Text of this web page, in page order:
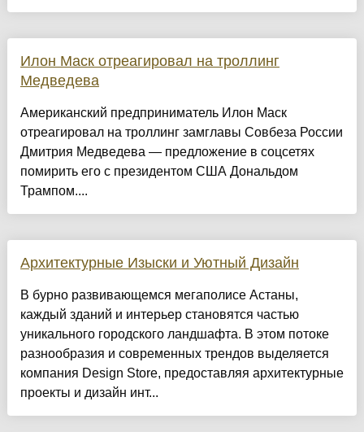
Илон Маск отреагировал на троллинг
Медведева
Американский предприниматель Илон Маск
отреагировал на троллинг замглавы Совбеза России
Дмитрия Медведева — предложение в соцсетях
помирить его с президентом США Дональдом
Трампом....
Архитектурные Изыски и Уютный Дизайн
​В бурно развивающемся мегаполисе Астаны,
каждый зданий и интерьер становятся частью
уникального городского ландшафта. В этом потоке
разнообразия и современных трендов выделяется
компания Design Store, предоставляя архитектурные
проекты и дизайн инт...